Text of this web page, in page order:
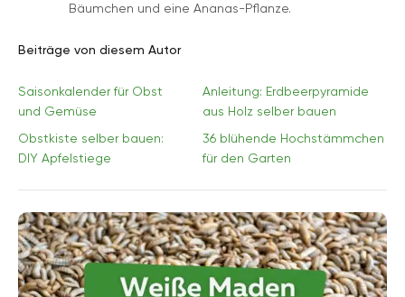
Bäumchen und eine Ananas-Pflanze.
Beiträge von diesem Autor
Saisonkalender für Obst
und Gemüse
Anleitung: Erdbeerpyramide
aus Holz selber bauen
Obstkiste selber bauen:
DIY Apfelstiege
36 blühende Hochstämmchen
für den Garten